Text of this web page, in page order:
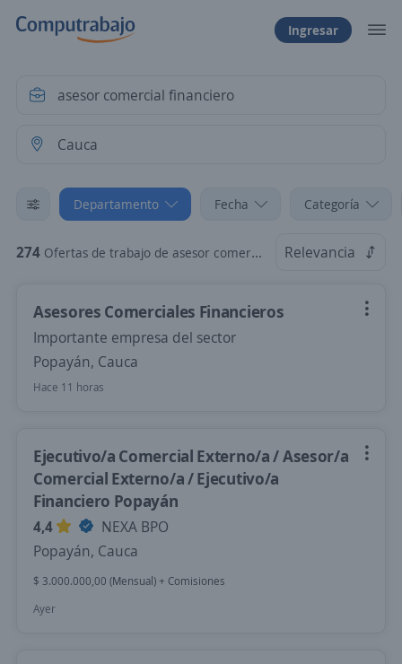
Ingresar
Departamento Fecha Categoría
274 Ofertas de trabajo de asesor comercial financiero en Cauca Relevancia
Asesores Comerciales Financieros
Importante empresa del sector
Popayán, Cauca
Hace 11 horas
Ejecutivo/a Comercial Externo/a / Asesor/a
Comercial Externo/a / Ejecutivo/a
Financiero Popayán
4,4
NEXA BPO
Popayán, Cauca
$ 3.000.000,00 (Mensual) + Comisiones
Ayer